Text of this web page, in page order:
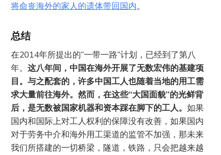
将命丧海外的家人的遗体带回国内。
总结
在2014年所提出的“一带一路”计划，已经到了第八
年。这八年间，中国在海外开展了无数宏伟的基建项
目。与之配套的，许多中国工人也随着当地的用工需
求大量前往海外。然而，在这些“大国面貌”的光鲜背
后，是无数被国家机器和资本踩在脚下的工人。如果
国内和国际上对工人权利的保障没有改善，如果国内
对于劳务中介和海外用工渠道的监管不加强，那未来
我们所搭建的一切桥梁，隧道，铁路，只会把越来越